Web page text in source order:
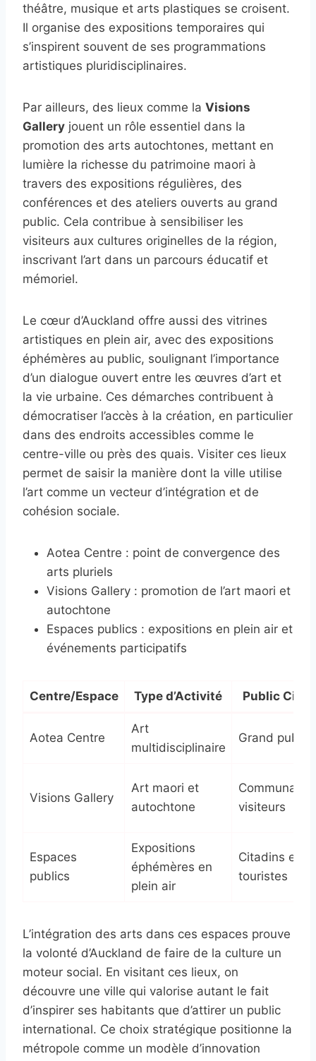
théâtre, musique et arts plastiques se croisent.
Il organise des expositions temporaires qui
s’inspirent souvent de ses programmations
artistiques pluridisciplinaires.
Par ailleurs, des lieux comme la Visions
Gallery jouent un rôle essentiel dans la
promotion des arts autochtones, mettant en
lumière la richesse du patrimoine maori à
travers des expositions régulières, des
conférences et des ateliers ouverts au grand
public. Cela contribue à sensibiliser les
visiteurs aux cultures originelles de la région,
inscrivant l’art dans un parcours éducatif et
mémoriel.
Le cœur d’Auckland offre aussi des vitrines
artistiques en plein air, avec des expositions
éphémères au public, soulignant l’importance
d’un dialogue ouvert entre les œuvres d’art et
la vie urbaine. Ces démarches contribuent à
démocratiser l’accès à la création, en particulier
dans des endroits accessibles comme le
centre-ville ou près des quais. Visiter ces lieux
permet de saisir la manière dont la ville utilise
l’art comme un vecteur d’intégration et de
cohésion sociale.
Aotea Centre : point de convergence des
arts pluriels
Visions Gallery : promotion de l’art maori et
autochtone
Espaces publics : expositions en plein air et
événements participatifs
Centre/Espace Type d’Activité Public Cible
Aotea Centre
Art
multidisciplinaire
Grand public
Visions Gallery
Art maori et
autochtone
visiteurs
Espaces
publics
Expositions
éphémères en
plein air
Citadins et
touristes
L’intégration des arts dans ces espaces prouve
la volonté d’Auckland de faire de la culture un
moteur social. En visitant ces lieux, on
découvre une ville qui valorise autant le fait
d’inspirer ses habitants que d’attirer un public
international. Ce choix stratégique positionne la
métropole comme un modèle d’innovation